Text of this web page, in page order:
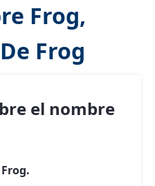
Frog,
Frog
el nombre